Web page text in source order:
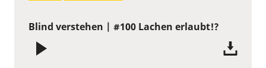
Blind verstehen | #100 Lachen erlaubt!?